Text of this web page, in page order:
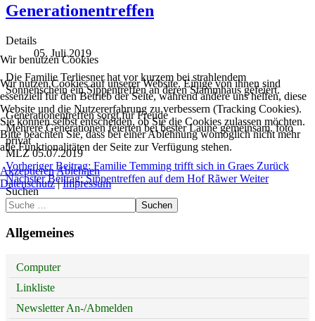
Generationentreffen
Details
05. Juli 2019
Die Familie Terliesner hat vor kurzem bei strahlendem
Sonnenschein ein Sippentreffen an deren Stammhaus gefeiert.
Generationentreffen sorgt für Freude
Mehrere Generationen feierten bei bester Laune gemeinsam. foto
privat
MLZ 05.07.2019
Vorheriger Beitrag: Familie Temming trifft sich in Graes Zurück
Nächster Beitrag: Sippentreffen auf dem Hof RãwerWeiter
Suchen
Suchen
Allgemeines
Computer
Linkliste
Newsletter An-/Abmelden
Wir benutzen Cookies
Wir nutzen Cookies auf unserer Website. Einige von ihnen sind
essenziell für den Betrieb der Seite, während andere uns helfen, diese
Website und die Nutzererfahrung zu verbessern (Tracking Cookies).
Sie können selbst entscheiden, ob Sie die Cookies zulassen möchten.
Bitte beachten Sie, dass bei einer Ablehnung womöglich nicht mehr
alle Funktionalitäten der Seite zur Verfügung stehen.
AkzeptierenAblehnen
Datenschutz|Impressum